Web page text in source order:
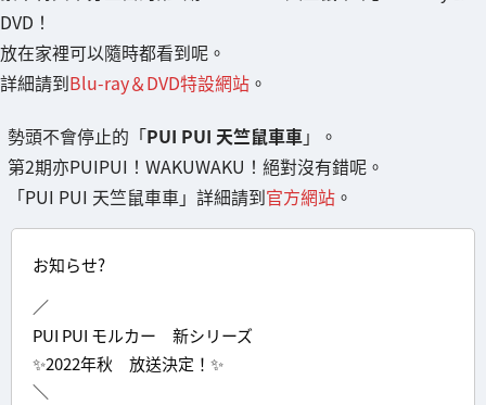
DVD！
放在家裡可以隨時都看到呢。
詳細請到Blu-ray＆DVD特設網站 。
勢頭不會停止的「PUI PUI 天竺鼠車車」。
第2期亦PUIPUI！WAKUWAKU！絕對沒有錯呢。
「PUI PUI 天竺鼠車車」詳細請到官方網站 。
お知らせ?
／
PUI PUI モルカー 新シリーズ
✨2022年秋 放送決定！✨
＼